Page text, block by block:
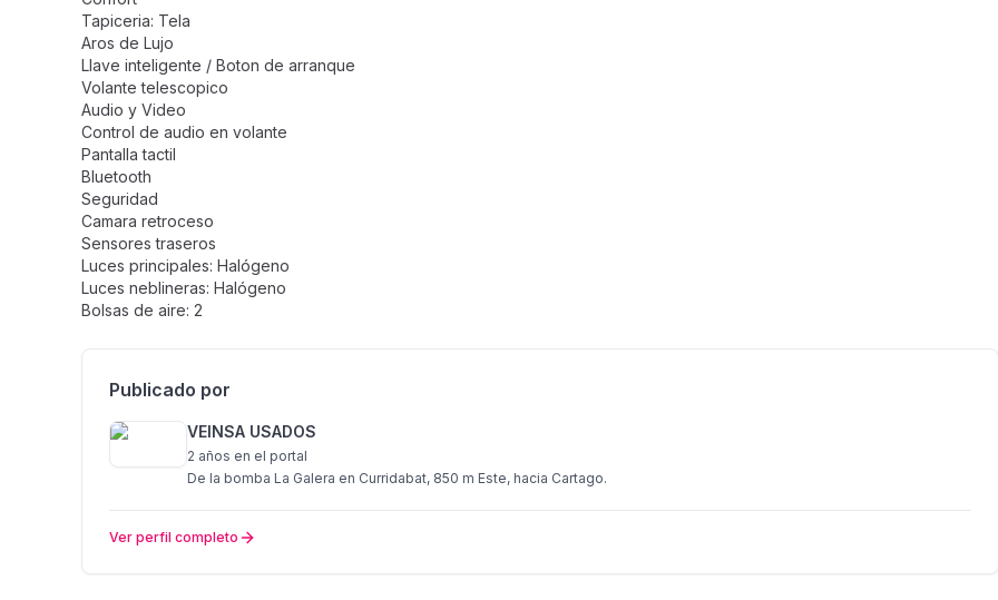
Tapiceria: Tela
Aros de Lujo
Llave inteligente / Boton de arranque
Volante telescopico
Audio y Video
Control de audio en volante
Pantalla tactil
Bluetooth
Seguridad
Camara retroceso
Sensores traseros
Luces principales: Halógeno
Luces neblineras: Halógeno
Bolsas de aire: 2
Publicado por
VEINSA USADOS
2 años en el portal
De la bomba La Galera en Curridabat, 850 m Este, hacia Cartago.
Ver perfil completo